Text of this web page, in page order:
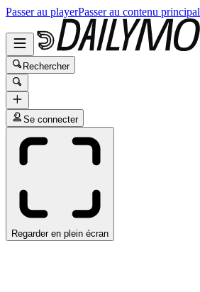
Passer au playerPasser au contenu principal
Rechercher
Se connecter
Regarder en plein écran